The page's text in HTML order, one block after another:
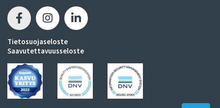
Tietosuojaseloste
Saavutettavuusseloste